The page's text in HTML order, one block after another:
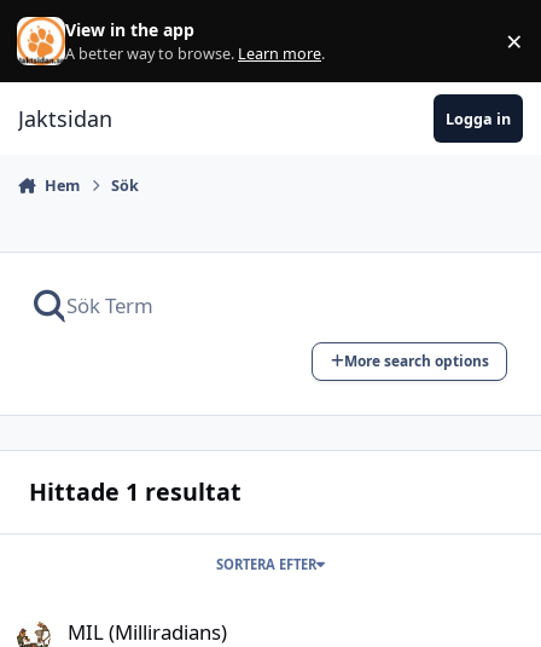
Hoppa till innehåll
View in the app
A better way to browse. Learn more. ×
Jaktsidan Logga in
Hem Sök
More search options
Hittade 1 resultat
SORTERA EFTER
MIL (Milliradians)